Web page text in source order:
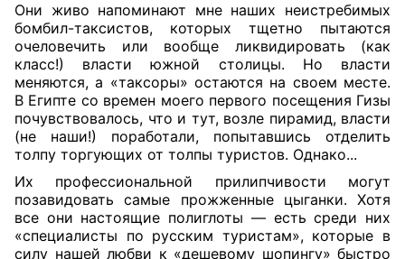
Они живо напоминают мне наших неистребимых
бомбил-таксистов, которых тщетно пытаются
очеловечить или вообще ликвидировать (как
класс!) власти южной столицы. Но власти
меняются, а «таксоры» остаются на своем месте.
В Египте со времен моего первого посещения Гизы
почувствовалось, что и тут, возле пирамид, власти
(не наши!) поработали, попытавшись отделить
толпу торгующих от толпы туристов. Однако...
Их профессиональной прилипчивости могут
позавидовать самые прожженные цыганки. Хотя
все они настоящие полиглоты — есть среди них
«специалисты по русским туристам», которые в
силу нашей любви к «дешевому шопингу» быстро